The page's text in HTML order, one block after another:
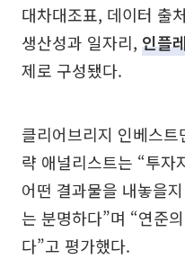
대차대조표, 데이터 출
생산성과 일자리, 인플
제로 구성됐다.
클리어브리지 인베스
략 애널리스트는 “투자
어떤 결과물을 내놓을
는 분명하다”며 “연준
다”고 평가했다.